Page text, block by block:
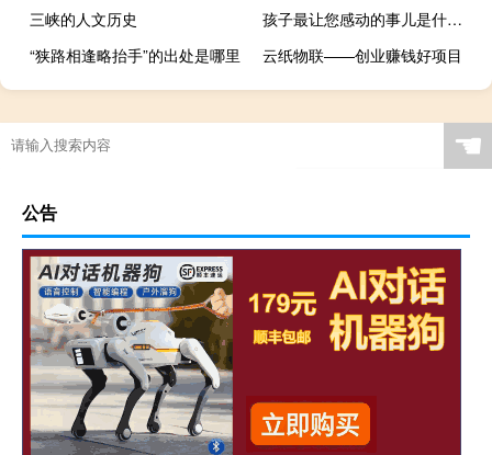
三峡的人文历史
孩子最让您感动的事儿是什么呢_
“狭路相逢略抬手”的出处是哪里
云纸物联——创业赚钱好项目
☚
公告